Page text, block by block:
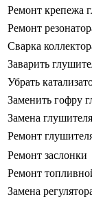
Ремонт крепежа
Ремонт
Сварка
Заварить
Убрать
Заменить гофру
Замена глушителя
Ремонт
Ремонт заслонки
Ремонт
Замена